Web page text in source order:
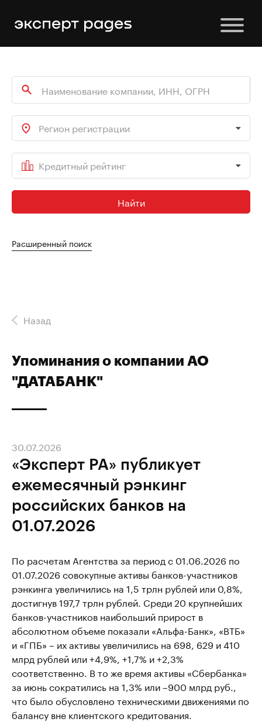
Регион регистрации
Кредитный рейтинг
Найти
Расширенный поиск
Назад
Упоминания о компании АО
"ДАТАБАНК"
«Эксперт РА» публикует
ежемесячный рэнкинг
российских банков на
01.07.2026
30.07.2026
По расчетам Агентства за период с 01.06.2026 по
01.07.2026 совокупные активы банков-участников
рэнкинга увеличились на 1,5 трлн рублей или 0,8%,
достигнув 197,7 трлн рублей. Среди 20 крупнейших
банков-участников наибольший прирост в
абсолютном объеме показали «Альфа-Банк», «ВТБ»
и «ГПБ» – их активы увеличились на 698, 629 и 410
млрд рублей или +4,9%, +1,7% и +2,3%
соответственно. В то же время активы «Сбербанка»
за июнь сократились на 1,3% или –900 млрд руб.,
что было обусловлено техническими движениями по
балансу вне клиентского кредитования.